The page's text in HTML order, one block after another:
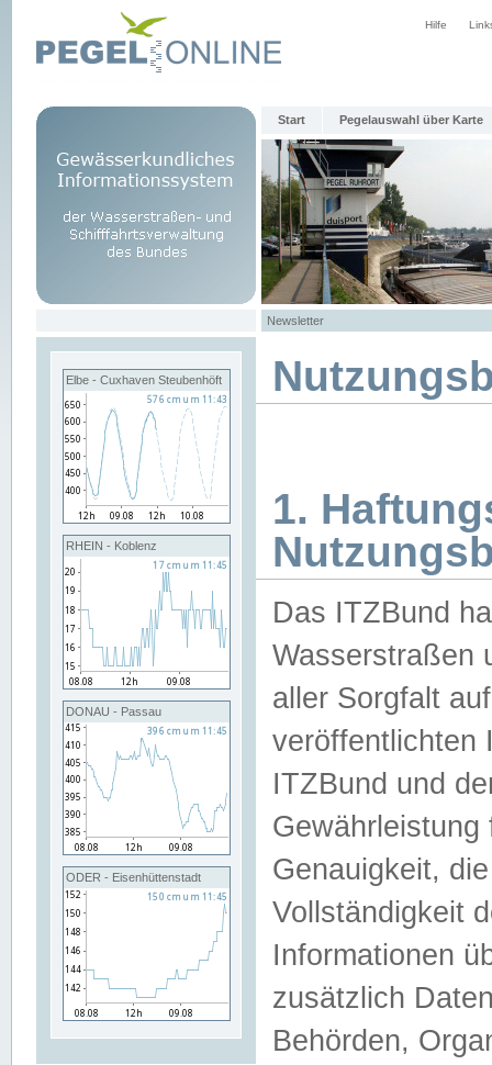
Hilfe
Start Pegelauswahl über Karte
Newsletter
Elbe - Cuxhaven Steubenhöft
RHEIN - Koblenz
DONAU - Passau
ODER - Eisenhüttenstadt
1.
Das ITZBund
Wasserstraßen
aller Sorgfalt
veröffentlichten
ITZBund und
Genauigkeit,
Vollständigkeit
Informationen
zusätzlich
Behörden,